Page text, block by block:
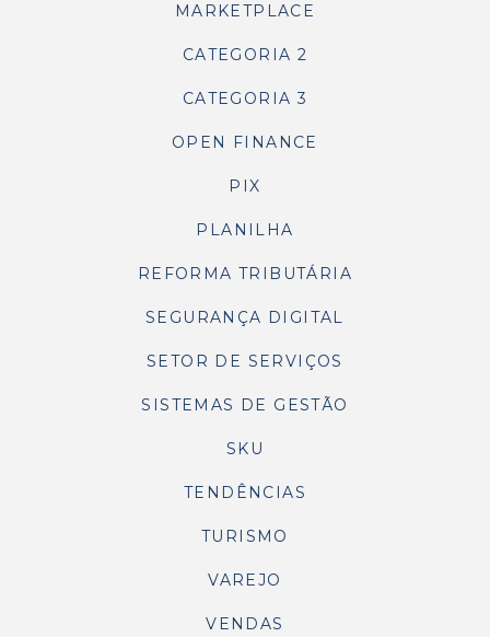
MARKETPLACE
CATEGORIA 2
CATEGORIA 3
OPEN FINANCE
PIX
PLANILHA
REFORMA TRIBUTÁRIA
SEGURANÇA DIGITAL
SETOR DE SERVIÇOS
SISTEMAS DE GESTÃO
SKU
TENDÊNCIAS
TURISMO
VAREJO
VENDAS